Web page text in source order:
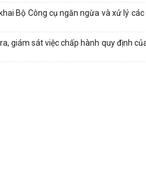
Bộ Công cụ ngăn ngừa và xử lý
giám sát việc chấp hành quy định